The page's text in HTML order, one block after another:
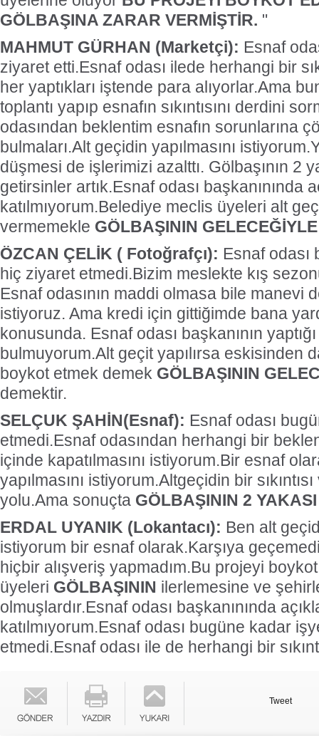
GÖLBAŞINA ZARAR VERMİŞTİR. "
MAHMUT GÜRHAN (Marketçi): Esnaf
ziyaret etti.Esnaf odası ilede herhangi bir
her yaptıkları iştende para alıyorlar.Ama
toplantı yapıp esnafın sıkıntısını derdini
odasından beklentim esnafın sorunlarına
bulmaları.Alt geçidin yapılmasını
düşmesi de işlerimizi azalttı. Gölbaşının 2
getirsinler artık.Esnaf odası başkanınında
katılmıyorum.Belediye meclis üyeleri alt
vermemekle GÖLBAŞININ GELECEĞİYLE
ÖZCAN ÇELİK ( Fotoğrafçı): Esnaf
hiç ziyaret etmedi.Bizim meslekte kış
Esnaf odasının maddi olmasa bile manevi
istiyoruz. Ama kredi için gittiğimde bana
konusunda. Esnaf odası başkanının yaptığı
bulmuyorum.Alt geçit yapılırsa eskisinden
boykot etmek demek GÖLBAŞININ
demektir.
SELÇUK ŞAHİN(Esnaf): Esnaf odası
etmedi.Esnaf odasından herhangi bir
içinde kapatılmasını istiyorum.Bir esnaf
yapılmasını istiyorum.Altgeçidin bir
yolu.Ama sonuçta GÖLBAŞININ 2 YAKASI
ERDAL UYANIK (Lokantacı): Ben alt
istiyorum bir esnaf olarak.Karşıya
hiçbir alışveriş yapmadım.Bu projeyi
üyeleri GÖLBAŞININ ilerlemesine ve
olmuşlardır.Esnaf odası başkanınında
katılmıyorum.Esnaf odası bugüne kadar
etmedi.Esnaf odası ile de herhangi bir
Tweet